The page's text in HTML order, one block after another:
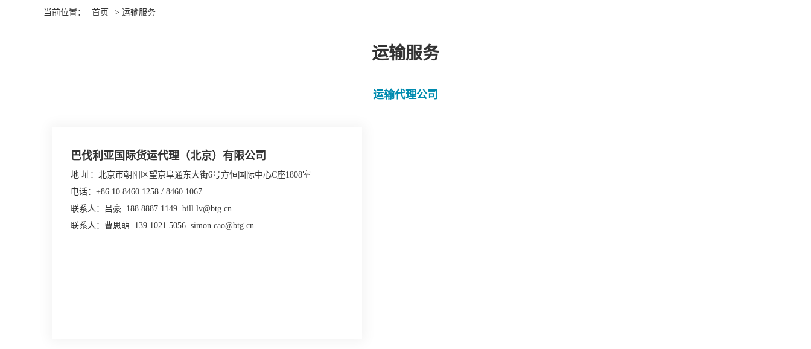
当前位置： 首页 > 运输服务
运输服务
运输代理公司
巴伐利亚国际货运代理（北京）有限公司
地 址：北京市朝阳区望京阜通东大街6号方恒国际中心C座1808室
电话：+86 10 8460 1258 / 8460 1067
联系人：吕豪 188 8887 1149 bill.lv@btg.cn
联系人：曹思萌 139 1021 5056 simon.cao@btg.cn